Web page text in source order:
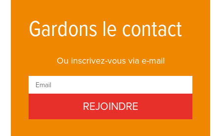
Gardons le contact
Ou inscrivez-vous via e-mail